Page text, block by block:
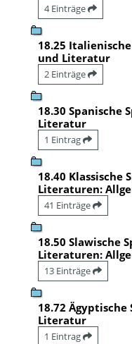
4 Einträge
18.25
und Literatur
2 Einträge
18.30 Spanische
Literatur
1 Eintrag
18.40 Klassische
Literaturen:
41 Einträge
18.50 Slawische
Literaturen:
13 Einträge
18.72 Ägyptische
Literatur
1 Eintrag